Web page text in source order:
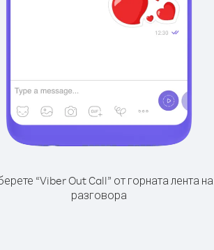
“Viber Out Call” от горната лента на
разговора